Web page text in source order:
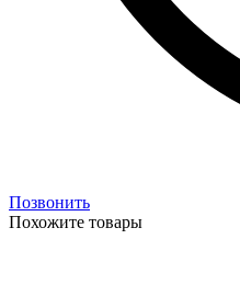
Позвонить
Похожите товары